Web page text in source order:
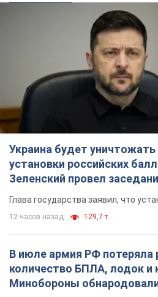
Украина будет
установки российских
Зеленский провел
Глава государства заявил, что
12 часов назад 129,7 т.
В июле армия РФ потеряла
количество БПЛА, лодок и
Минобороны